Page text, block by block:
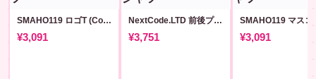
SMAHO119 ロゴT (Columbia風)
¥3,091
NextCode.LTD 前後プリントT #66
¥3,751 ¥3,091